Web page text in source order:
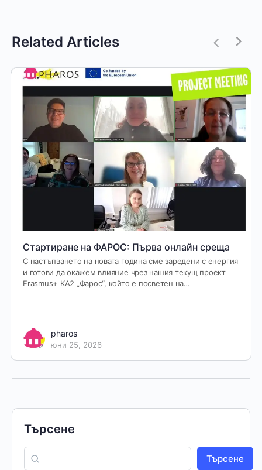
Related Articles
Стартиране на ФАРОС: Първа онлайн среща
С настъпването на новата година сме заредени с енергия
и готови да окажем влияние чрез нашия текущ проект
Erasmus+ KA2 „Фарос“, който е посветен на…
pharos
юни 25, 2026
Търсене
Търсене